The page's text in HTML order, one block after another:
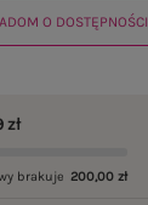
O DOSTĘPNOŚCI
zł
brakuje 200,00 zł